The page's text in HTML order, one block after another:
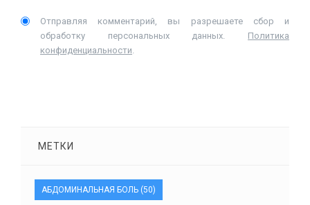
Отправляя комментарий, вы разрешаете сбор и
обработку персональных данных. Политика
конфиденциальности.
МЕТКИ
АБДОМИНАЛЬНАЯ БОЛЬ (50)